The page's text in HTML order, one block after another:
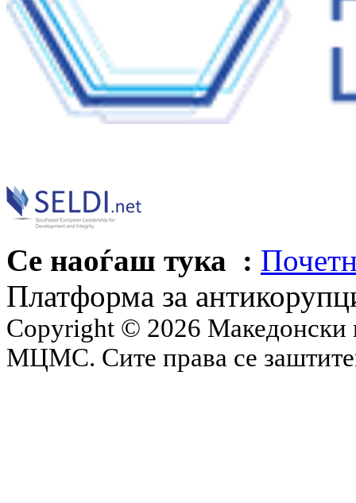
Се наоѓаш тука :
Платформа за
Copyright © 2026 Македонски
МЦМС. Сите права се